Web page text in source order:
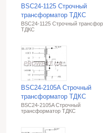
BSC24-1125 Строчный
трансформатор ТДКС
BSC24-1125 Строчный
ТДКС
BSC24-2105A Строчный
трансформатор ТДКС
BSC24-2105A Строчный
трансформатор ТДКС